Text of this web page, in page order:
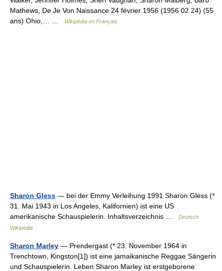
Mathews, De Je Von Naissance 24 février 1956 (1956 02 24) (55
ans) Ohio,… …
Wikipédia en Français
Sharon Gless — bei der Emmy Verleihung 1991 Sharon Gless (*
31. Mai 1943 in Los Angeles, Kalifornien) ist eine US
amerikanische Schauspielerin. Inhaltsverzeichnis …
Deutsch
Wikipedia
Sharon Marley — Prendergast (* 23. November 1964 in
Trenchtown, Kingston[1]) ist eine jamaikanische Reggae Sängerin
und Schauspielerin. Leben Sharon Marley ist erstgeborene